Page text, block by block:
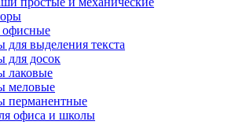
для выделения текста
для досок
лаковые
меловые
перманентные
офиса и школы